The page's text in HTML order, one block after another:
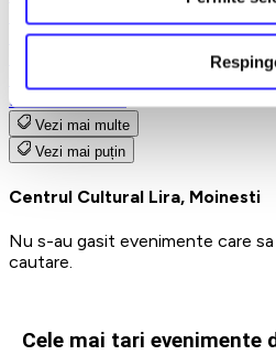
Teatrul Maidan
Trupa de teatru YuPPie ArT
Compania de Teatru Concordia
Reduceri bilete
Vezi mai multe
Vezi mai puțin
Centrul Cultural Lira, Moinesti
Nu s-au gasit evenimente care
cautare.
Cele mai tari evenimente